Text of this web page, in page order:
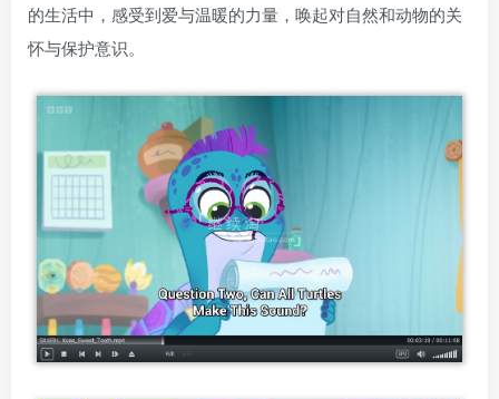
的生活中，感受到爱与温暖的力量，唤起对自然和动物的关
怀与保护意识。